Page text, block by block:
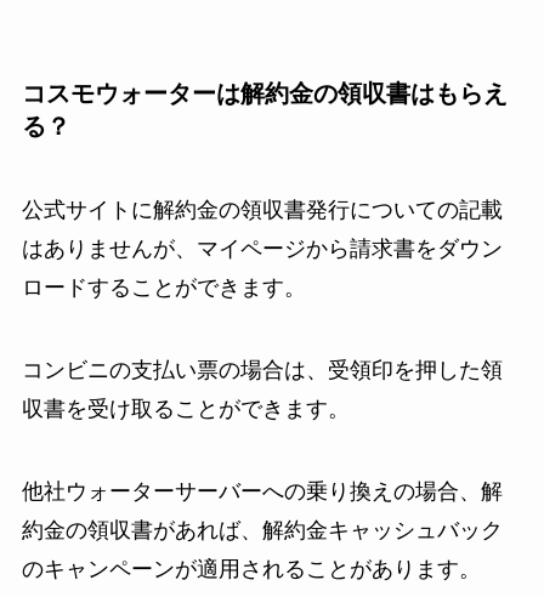
コスモウォーターは解約金の領収書はもらえ
る？
公式サイトに解約金の領収書発行についての記載
はありませんが、マイページから請求書をダウン
ロードすることができます。
コンビニの支払い票の場合は、受領印を押した領
収書を受け取ることができます。
他社ウォーターサーバーへの乗り換えの場合、解
約金の領収書があれば、解約金キャッシュバック
のキャンペーンが適用されることがあります。